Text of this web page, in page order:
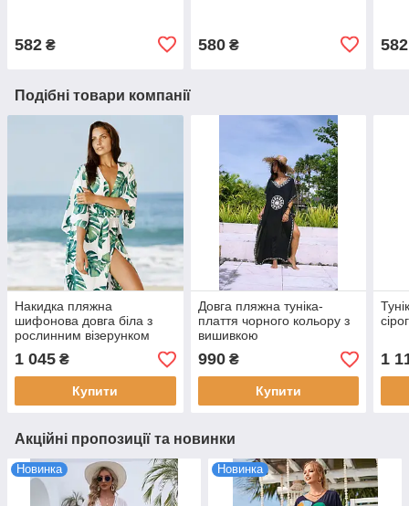
582 ₴ 580₴ 582
Подібні товари компанії
Накидка пляжна
шифонова довга біла з
рослинним візерунком
1 045 ₴
Купити
Довга пляжна туніка-
плаття чорного кольору з
вишивкою
990₴
Купити
1
Акційні пропозиції та новинки
Новинка Новинка